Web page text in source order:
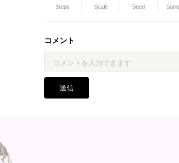
Steps Scale Seed
コメント
送信